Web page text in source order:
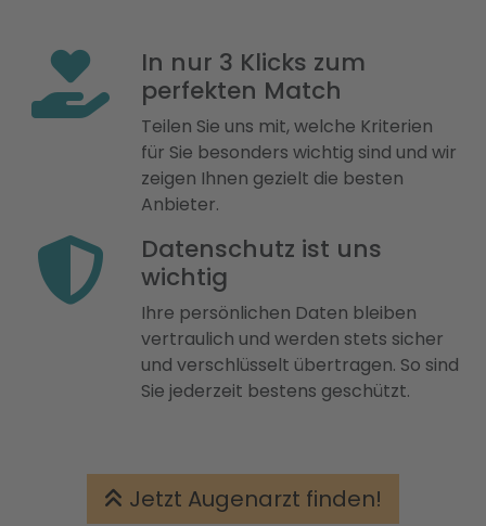
In nur 3 Klicks zum
perfekten Match
Teilen Sie uns mit, welche Kriterien
für Sie besonders wichtig sind und wir
zeigen Ihnen gezielt die besten
Anbieter.
Datenschutz ist uns
wichtig
Ihre persönlichen Daten bleiben
vertraulich und werden stets sicher
und verschlüsselt übertragen. So sind
Sie jederzeit bestens geschützt.
Jetzt Augenarzt finden!